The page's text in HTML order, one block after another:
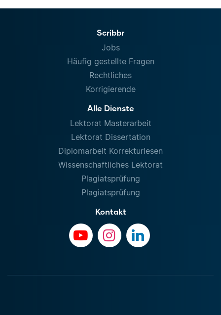
Scribbr
Jobs
Häufig gestellte Fragen
Rechtliches
Korrigierende
Alle Dienste
Lektorat Masterarbeit
Lektorat Dissertation
Diplomarbeit Korrekturlesen
Wissenschaftliches Lektorat
Plagiatsprüfung
Plagiatsprüfung
Kontakt